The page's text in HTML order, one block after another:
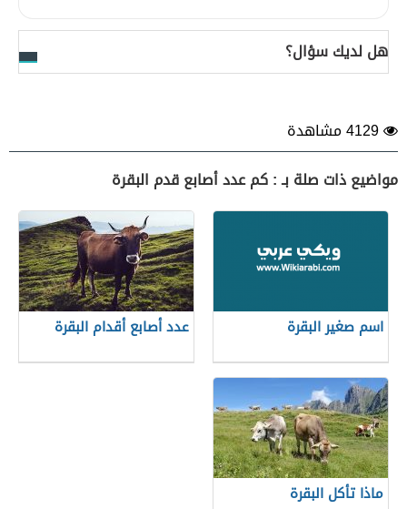
هل لديك سؤال؟
مواضيع ذات صلة بـ : كم عدد أصابع قدم البقرة
اسم صغير البقرة عدد أصابع أقدام البقرة
ماذا تأكل البقرة